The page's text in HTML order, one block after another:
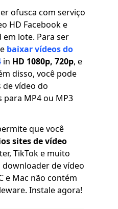
ofusca com serviço
HD Facebook e
lote. Para ser
baixar vídeos do
in HD 1080p, 720p, e
disso, você pode
vídeo do
para MP4 ou MP3
que você
sites de vídeo
TikTok e muito
downloader de vídeo
e Mac não contém
Instale agora!